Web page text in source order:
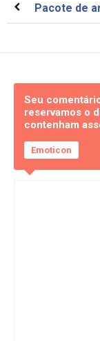
Pacote de
Seu
reservamos o
contenham
Emoticon